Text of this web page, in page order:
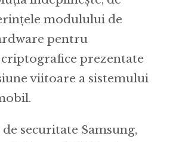
modulului de
pentru
prezentate
viitoare a sistemului
securitate Samsung,